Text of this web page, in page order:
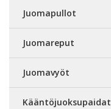
Juomapullot
Juomareput
Juomavyöt
Kääntöjuoksupaidat